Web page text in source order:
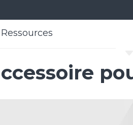
Ressources
Ressources